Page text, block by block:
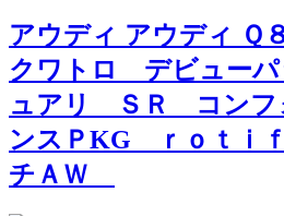
アウディ アウディ Ｑ
クワトロ デビューパ
ュアリ ＳＲ コンフ
ンスＰKG ｒｏｔｉ
チＡＷ